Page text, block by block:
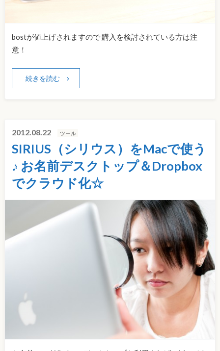
bostが値上げされますので 購入を検討されている方は注
意！
続きを読む
2012.08.22 ツール
SIRIUS（シリウス）をMacで使う
♪ お名前デスクトップ＆Dropbox
でクラウド化☆